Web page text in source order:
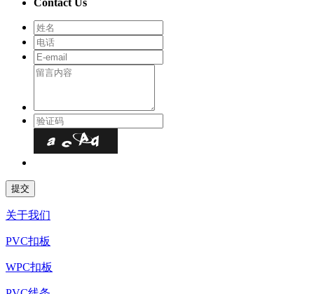
Contact Us
关于我们
PVC扣板
WPC扣板